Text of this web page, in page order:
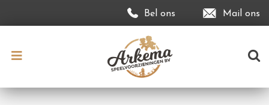
Bel ons Mail ons